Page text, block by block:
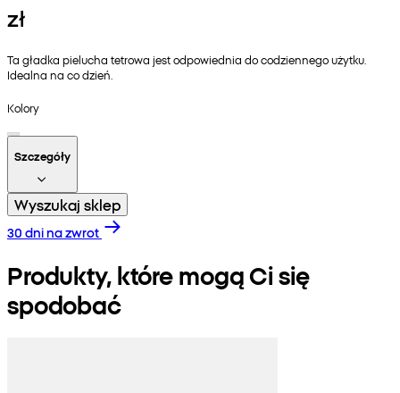
zł
Ta gładka pielucha tetrowa jest odpowiednia do codziennego użytku.
Idealna na co dzień.
Kolory
Szczegóły
Wyszukaj sklep
30 dni na zwrot
Produkty, które mogą Ci się
spodobać